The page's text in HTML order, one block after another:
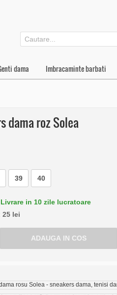
dama Imbracaminte barbati
dama roz Solea
39 40
Livrare in 10 zile lucratoare
25 lei